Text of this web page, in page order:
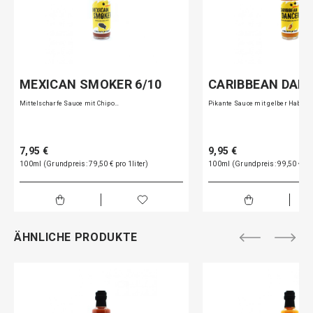
MEXICAN SMOKER 6/10
Mittelscharfe Sauce mit Chipo…
7,95 €
100ml (Grundpreis: 79,50 € pro 1liter)
CARIBBEAN
Pikante Sauce mit gelber Haba…
9,95 €
100ml (Grundpreis: 99,50 €
ÄHNLICHE PRODUKTE